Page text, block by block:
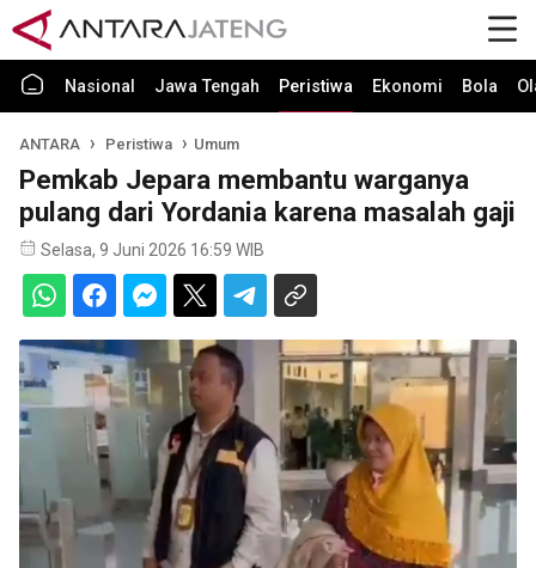
Nasional Jawa Tengah Peristiwa Ekonomi Bola
ANTARA Peristiwa Umum
Pemkab Jepara membantu warganya
pulang dari Yordania karena masalah gaji
Selasa, 9 Juni 2026 16:59 WIB